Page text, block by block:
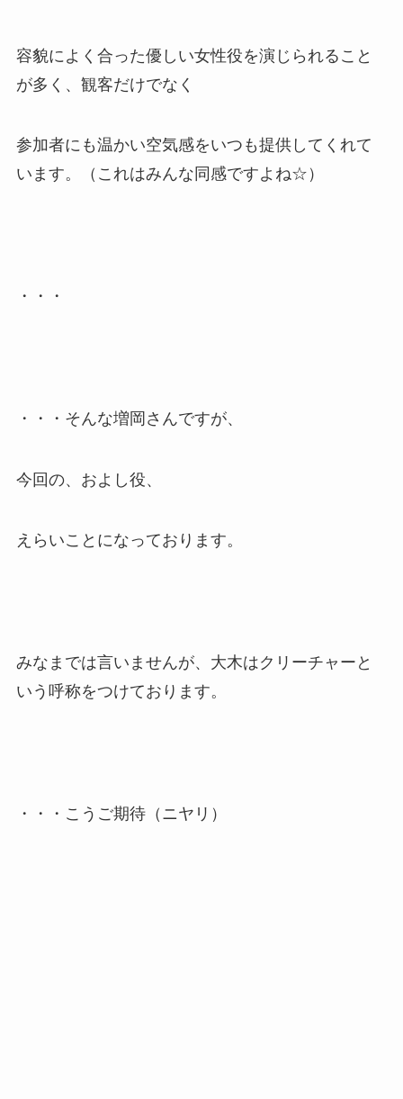
容貌によく合った優しい女性役を演じられること
が多く、観客だけでなく
参加者にも温かい空気感をいつも提供してくれて
います。（これはみんな同感ですよね☆）
・・・
・・・そんな増岡さんですが、
今回の、およし役、
えらいことになっております。
みなまでは言いませんが、大木はクリーチャーと
いう呼称をつけております。
・・・こうご期待（ニヤリ）